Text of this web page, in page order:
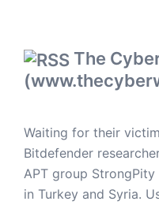
The
Waiting for their
Bitdefender
APT group
in Turkey and Syria.